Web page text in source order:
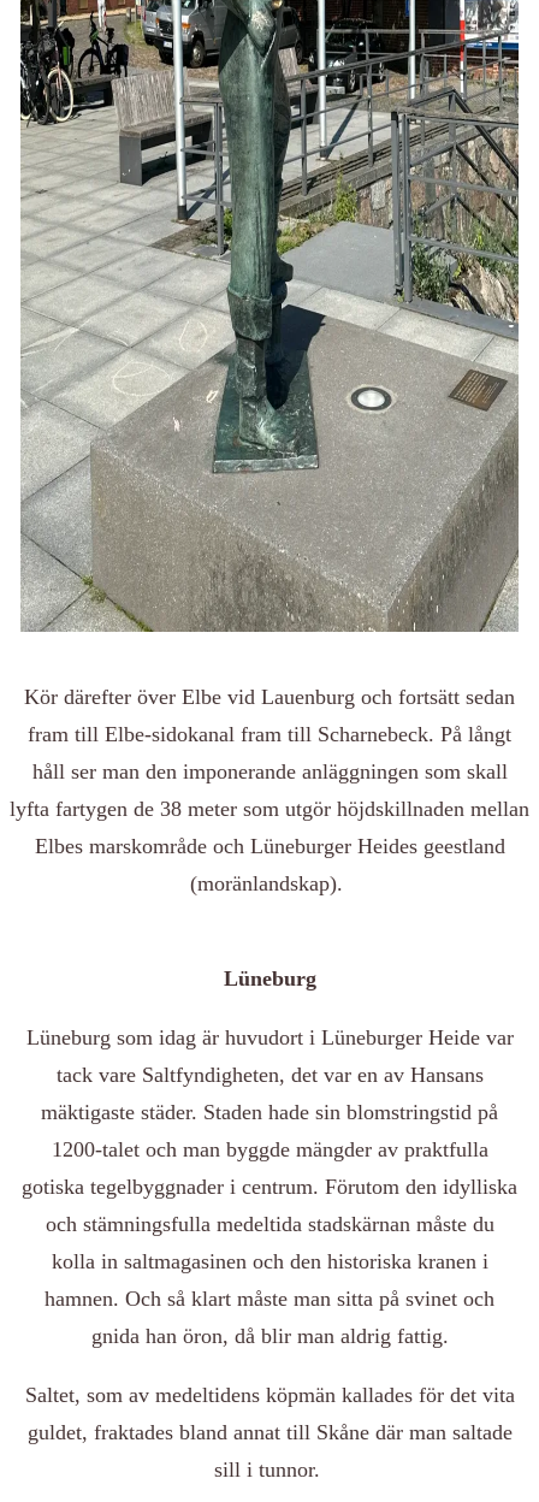
Kör därefter över Elbe vid Lauenburg och fortsätt sedan
fram till Elbe-sidokanal fram till Scharnebeck. På långt
håll ser man den imponerande anläggningen som skall
lyfta fartygen de 38 meter som utgör höjdskillnaden mellan
Elbes marskområde och Lüneburger Heides geestland
(moränlandskap).
Lüneburg
Lüneburg som idag är huvudort i Lüneburger Heide var
tack vare Saltfyndigheten, det var en av Hansans
mäktigaste städer. Staden hade sin blomstringstid på
1200-talet och man byggde mängder av praktfulla
gotiska tegelbyggnader i centrum. Förutom den idylliska
och stämningsfulla medeltida stadskärnan måste du
kolla in saltmagasinen och den historiska kranen i
hamnen. Och så klart måste man sitta på svinet och
gnida han öron, då blir man aldrig fattig.
Saltet, som av medeltidens köpmän kallades för det vita
guldet, fraktades bland annat till Skåne där man saltade
sill i tunnor.